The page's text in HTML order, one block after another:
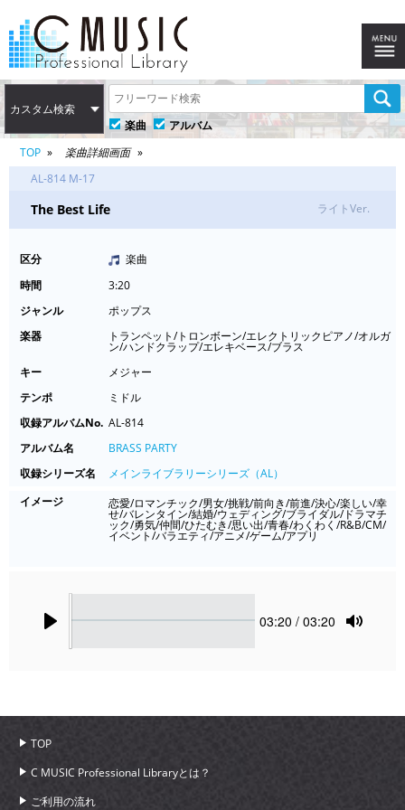
カスタム検索
楽曲
アルバム
TOP
楽曲詳細画面
AL-814 M-17
The Best Life ライトVer.
区分
楽曲
時間
3:20
ジャンル
ポップス
楽器
トランペット/トロンボーン/エレクトリックピアノ/オルガ
ン/ハンドクラップ/エレキベース/ブラス
キー
メジャー
テンポ
ミドル
収録アルバムNo. AL-814
アルバム名
BRASS PARTY
収録シリーズ名
メインライブラリーシリーズ（AL）
イメージ
恋愛/ロマンチック/男女/挑戦/前向き/前進/決心/楽しい/幸
せ/バレンタイン/結婚/ウェディング/ブライダル/ドラマチ
ック/勇気/仲間/ひたむき/思い出/青春/わくわく/R&B/CM/
イベント/バラエティ/アニメ/ゲーム/アプリ
Current
03:20 / 03:20
TOP
C MUSIC Professional Libraryとは？
ご利用の流れ